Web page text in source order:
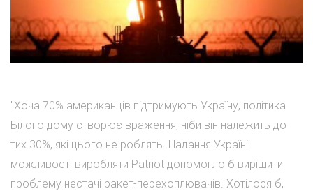
"Хоча 70% американців підтримують Україну, політика
Білого дому створює враження, ніби він належить до
тих 30%, які цього не роблять. Надання Україні
можливості виробляти Patriot допомогло б вирішити
проблему нестачі ракет-перехоплювачів. Хотілося б,